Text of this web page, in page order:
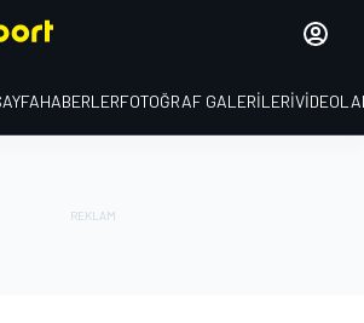
HABERLERFOTOĞRAF GALERILERI